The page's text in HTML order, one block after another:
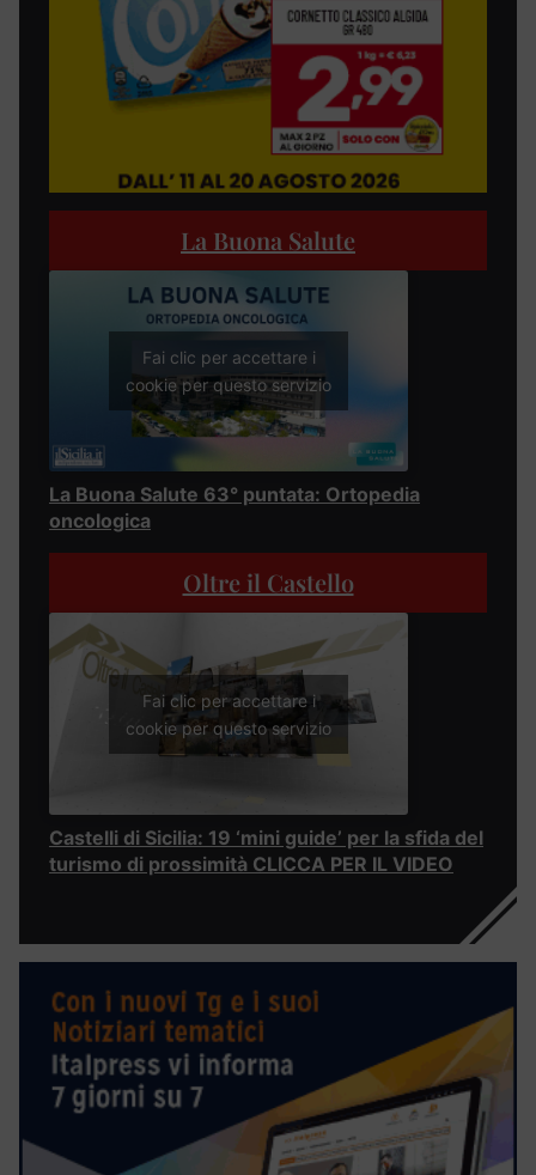
La Buona Salute
Fai clic per accettare i
cookie per questo servizio
La Buona Salute 63° puntata: Ortopedia
oncologica
Oltre il Castello
Fai clic per accettare i
cookie per questo servizio
Castelli di Sicilia: 19 ‘mini guide’ per la sfida del
turismo di prossimità CLICCA PER IL VIDEO